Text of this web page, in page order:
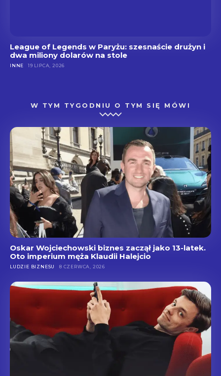
League of Legends w Paryżu: szesnaście drużyn i
dwa miliony dolarów na stole
INNE 19 LIPCA, 2026
W TYM TYGODNIU O TYM SIĘ MÓWI
Oskar Wojciechowski biznes zaczął jako 13-latek.
Oto imperium męża Klaudii Halejcio
LUDZIE BIZNESU 8 CZERWCA, 2026